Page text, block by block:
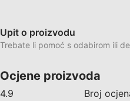
Upit o proizvodu
Trebate li pomoć s odabirom ili
Ocjene proizvoda
4.9 Broj